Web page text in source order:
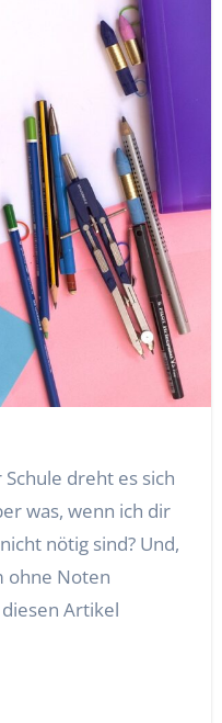
dreht es sich
was, wenn ich dir
nötig sind? Und,
ohne Noten
Artikel